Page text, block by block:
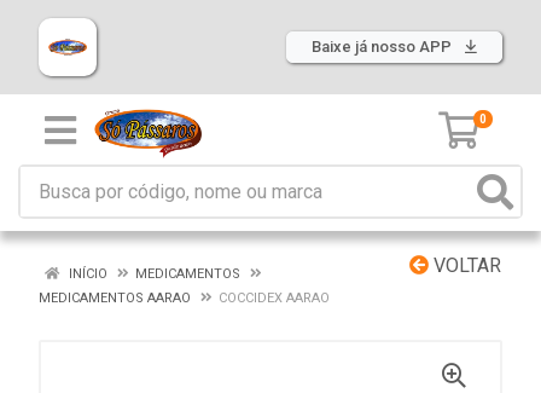
Baixe já nosso APP
0
VOLTAR
INÍCIO
MEDICAMENTOS
MEDICAMENTOS AARAO
COCCIDEX AARAO